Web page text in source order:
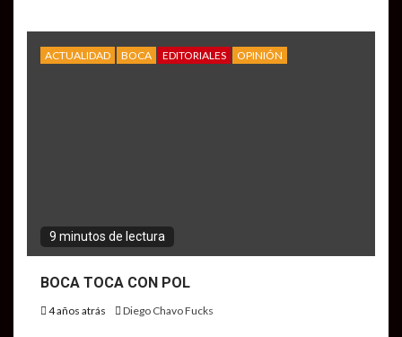
ACTUALIDAD BOCA EDITORIALES OPINIÓN
9 minutos de lectura
BOCA TOCA CON POL
4 años atrás Diego Chavo Fucks